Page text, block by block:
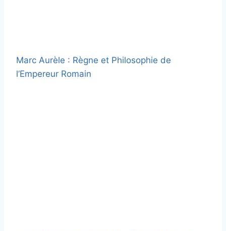
Marc Aurèle : Règne et Philosophie de
l’Empereur Romain